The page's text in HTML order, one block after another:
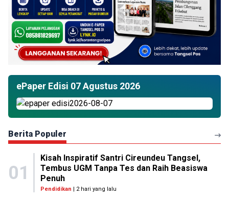
ePaper Edisi 07 Agustus 2026
Berita Populer
01
Kisah Inspiratif Santri Cireundeu Tangsel,
Tembus UGM Tanpa Tes dan Raih Beasiswa
Penuh
Pendidikan | 2 hari yang lalu